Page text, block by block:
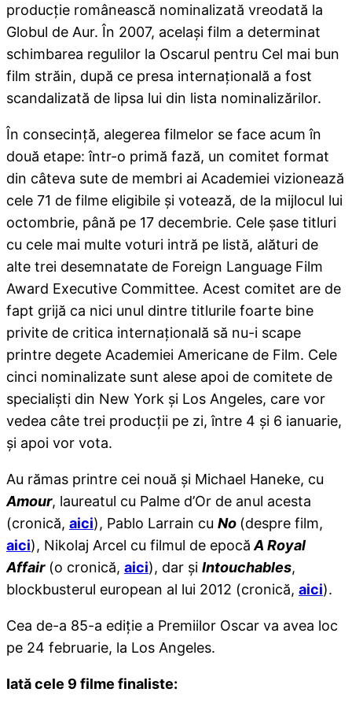
producţie românească nominalizată vreodată la
Globul de Aur. În 2007, acelaşi film a determinat
schimbarea regulilor la Oscarul pentru Cel mai bun
film străin, după ce presa internaţională a fost
scandalizată de lipsa lui din lista nominalizărilor.
În consecinţă, alegerea filmelor se face acum în
două etape: într-o primă fază, un comitet format
din câteva sute de membri ai Academiei vizionează
cele 71 de filme eligibile şi votează, de la mijlocul lui
octombrie, până pe 17 decembrie. Cele şase titluri
cu cele mai multe voturi intră pe listă, alături de
alte trei desemnatate de Foreign Language Film
Award Executive Committee. Acest comitet are de
fapt grijă ca nici unul dintre titlurile foarte bine
privite de critica internaţională să nu-i scape
printre degete Academiei Americane de Film. Cele
cinci nominalizate sunt alese apoi de comitete de
specialişti din New York şi Los Angeles, care vor
vedea câte trei producţii pe zi, între 4 şi 6 ianuarie,
şi apoi vor vota.
Au rămas printre cei nouă şi Michael Haneke, cu
Amour, laureatul cu Palme d’Or de anul acesta
(cronică, aici), Pablo Larrain cu No (despre film,
aici), Nikolaj Arcel cu filmul de epocă A Royal
Affair(o cronică, aici), dar şi Intouchables,
blockbusterul european al lui 2012 (cronică, aici).
Cea de-a 85-a ediţie a Premiilor Oscar va avea loc
pe 24 februarie, la Los Angeles.
Iată cele 9 filme finaliste: